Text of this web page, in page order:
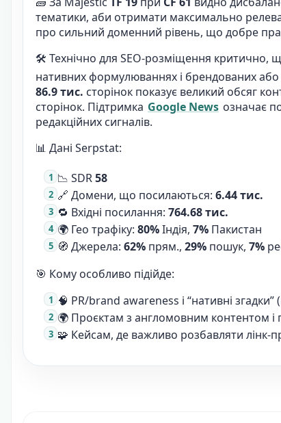
тематики, аби отримати максимально
про сильний доменний рівень, що добре
🛠️ Технічно для SEO-розміщення критично,
нативних формулюваннях і брендованих
86.9 тис. сторінок показує великий обсяг
сторінок. Підтримка Google News означає
редакційних сигналів.
📊 Дані Serpstat:
📉 SDR58
🔗 Домени, що посилаються: 6.44 тис.
🔁 Вхідні посилання: 764.68 тис.
🌍 Гео трафіку: 80%Індія, 7% Пакистан
🧭 Джерела: 62% прям., 29% пошук, 7%
🎯 Кому особливо підійде:
🧠 PR/brand awareness і “нативні
🌍 Проєктам з англомовним контентом
🧩 Кейсам, де важливо розбавляти